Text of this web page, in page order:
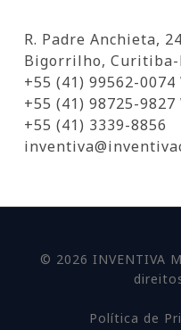
R. Padre Anchieta,
Bigorrilho, Curitiba-
+55 (41) 99562-
+55 (41) 98725-
+55 (41) 3339-8856
© 2026 INVENTIVA
Política de